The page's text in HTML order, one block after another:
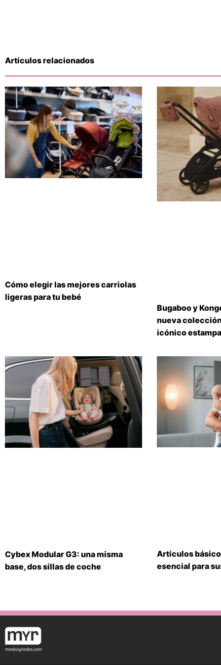
Artículos relacionados
Cómo elegir las mejores carriolas
ligeras para tu bebé
Bugaboo y
nueva
icónico
Cybex Modular G3: una misma
base, dos sillas de coche
Artículos
esencial para